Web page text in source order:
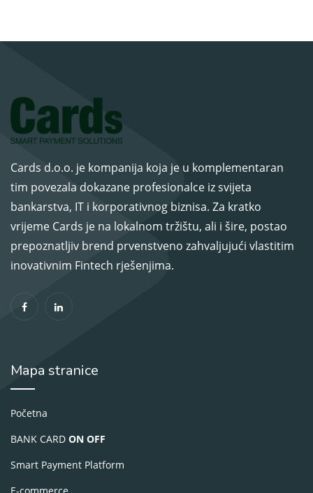
Cards d.o.o. je kompanija koja je u komplementaran
tim povezala dokazane profesionalce iz svijeta
bankarstva, IT i korporativnog biznisa. Za kratko
vrijeme Cards je na lokalnom tržištu, ali i šire, postao
prepoznatljiv brend prvenstveno zahvaljujući vlastitim
inovativnim Fintech rješenjima.
Mapa stranice
Početna
BANK CARD ON OFF
Smart Payment Platform